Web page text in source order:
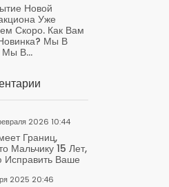
Новой
Уже
Скоро. Как Вам
Мы В
Мы В...
2026 10:44
Границ,
Мальчику 15 Лет,
Исправить Ваше
2025 20:46